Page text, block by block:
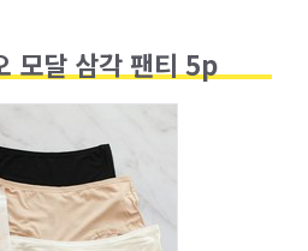
모달 삼각 팬티 5p